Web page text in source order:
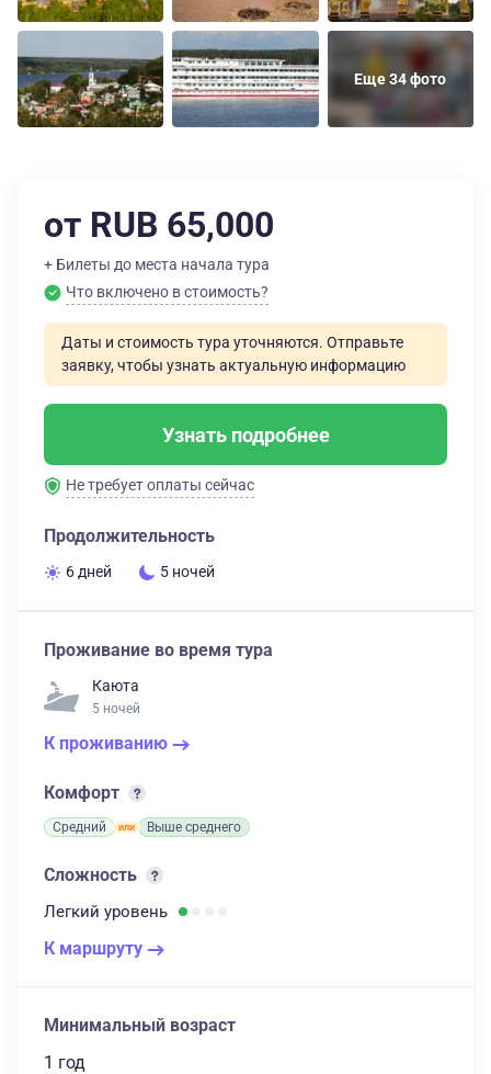
Еще 34 фото
от RUB 65,000
+ Билеты до места начала тура
Что включено в стоимость?
Даты и стоимость тура уточняются. Отправьте
заявку, чтобы узнать актуальную информацию
Узнать подробнее
Не требует оплаты сейчас
Продолжительность
6 дней 5 ночей
Проживание во время тура
Каюта
5 ночей
К проживанию
Комфорт
Средний Выше среднего
Сложность
Легкий уровень
К маршруту
Минимальный возраст
1 год